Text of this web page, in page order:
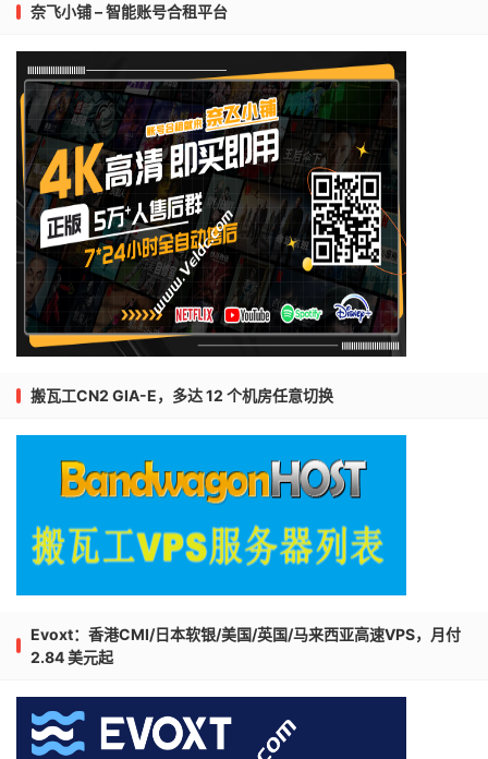
奈飞小铺 – 智能账号合租平台
搬瓦工CN2 GIA-E，多达 12 个机房任意切换
Evoxt：香港CMI/日本软银/美国/英国/马来西亚高速VPS，月付
2.84 美元起